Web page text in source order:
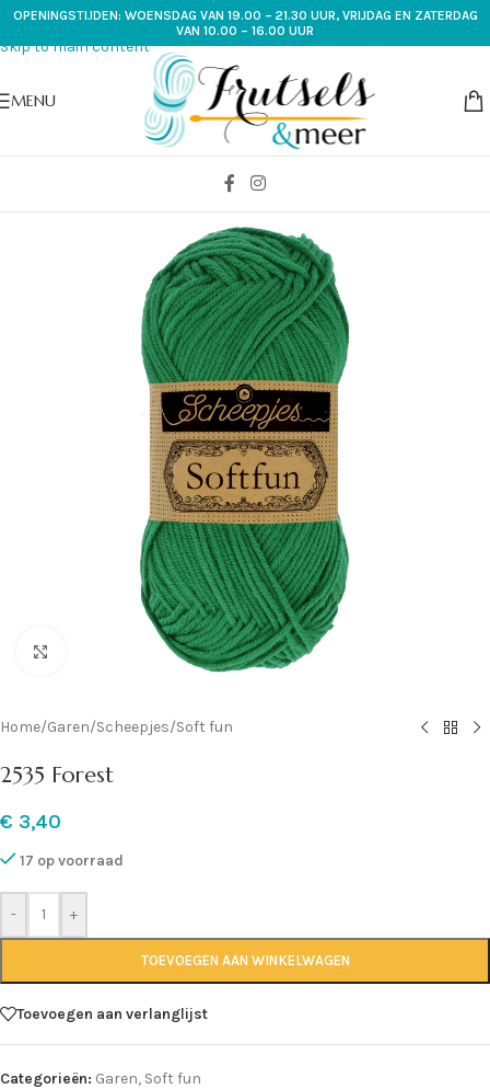
Skip to navigation
Skip to main content
OPENINGSTIJDEN: WOENSDAG VAN 19.00 – 21.30 UUR, VRIJDAG EN ZATERDAG
VAN 10.00 – 16.00 UUR
MENU
Klik om te vergroten
Home/Garen/Scheepjes/Soft fun
2535 Forest
€ 3,40
17 op voorraad
- +
TOEVOEGEN AAN WINKELWAGEN
Toevoegen aan verlanglijst
Categorieën: Garen, Soft fun